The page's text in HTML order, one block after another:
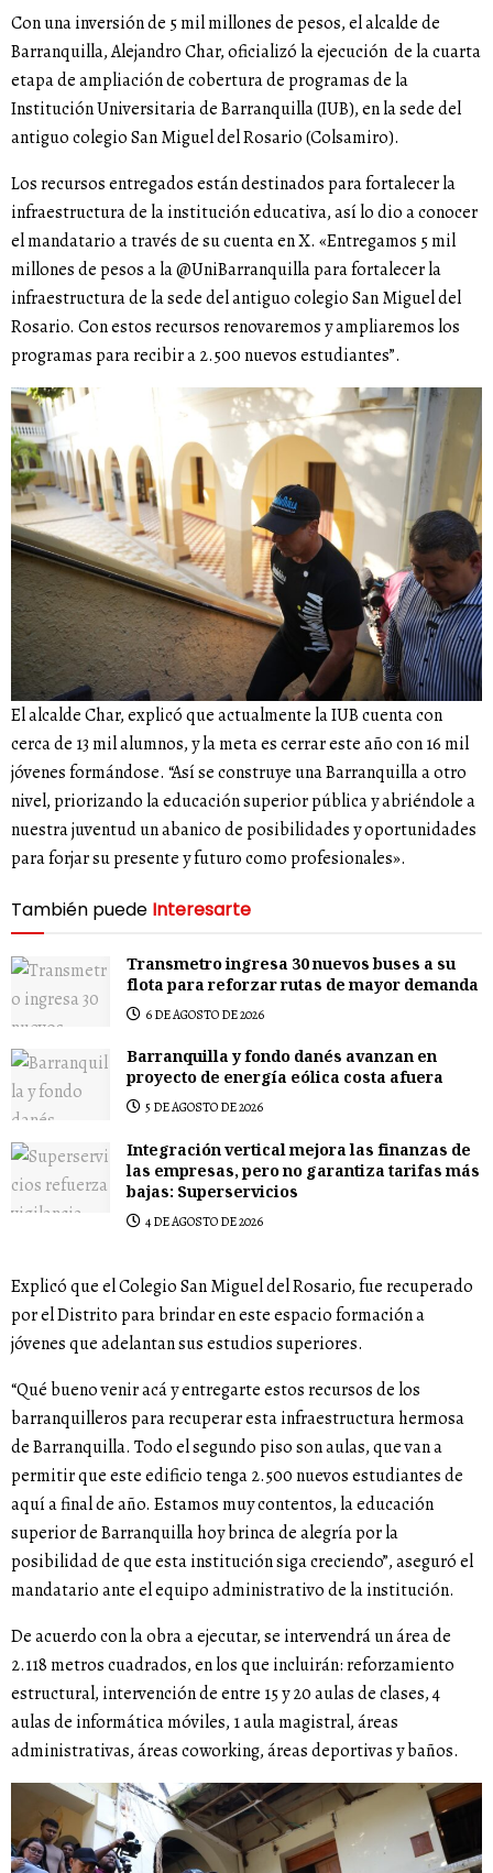
Con una inversión de 5 mil millones de pesos, el alcalde de
Barranquilla, Alejandro Char, oficializó la ejecución de la cuarta
etapa de ampliación de cobertura de programas de la
Institución Universitaria de Barranquilla (IUB), en la sede del
antiguo colegio San Miguel del Rosario (Colsamiro).
Los recursos entregados están destinados para fortalecer la
infraestructura de la institución educativa, así lo dio a conocer
el mandatario a través de su cuenta en X. «Entregamos 5 mil
millones de pesos a la @UniBarranquilla para fortalecer la
infraestructura de la sede del antiguo colegio San Miguel del
Rosario. Con estos recursos renovaremos y ampliaremos los
programas para recibir a 2.500 nuevos estudiantes”.
El alcalde Char, explicó que actualmente la IUB cuenta con
cerca de 13 mil alumnos, y la meta es cerrar este año con 16 mil
jóvenes formándose. “Así se construye una Barranquilla a otro
nivel, priorizando la educación superior pública y abriéndole a
nuestra juventud un abanico de posibilidades y oportunidades
para forjar su presente y futuro como profesionales».
También puede Interesarte
Transmetro ingresa 30 nuevos buses a su
flota para reforzar rutas de mayor demanda
6 DE AGOSTO DE 2026
Barranquilla y fondo danés avanzan en
proyecto de energía eólica costa afuera
5 DE AGOSTO DE 2026
Integración vertical mejora las finanzas de
las empresas, pero no garantiza tarifas más
bajas: Superservicios
4 DE AGOSTO DE 2026
Explicó que el Colegio San Miguel del Rosario, fue recuperado
por el Distrito para brindar en este espacio formación a
jóvenes que adelantan sus estudios superiores.
“Qué bueno venir acá y entregarte estos recursos de los
barranquilleros para recuperar esta infraestructura hermosa
de Barranquilla. Todo el segundo piso son aulas, que van a
permitir que este edificio tenga 2.500 nuevos estudiantes de
aquí a final de año. Estamos muy contentos, la educación
superior de Barranquilla hoy brinca de alegría por la
posibilidad de que esta institución siga creciendo”, aseguró el
mandatario ante el equipo administrativo de la institución.
De acuerdo con la obra a ejecutar, se intervendrá un área de
2.118 metros cuadrados, en los que incluirán: reforzamiento
estructural, intervención de entre 15 y 20 aulas de clases, 4
aulas de informática móviles, 1 aula magistral, áreas
administrativas, áreas coworking, áreas deportivas y baños.